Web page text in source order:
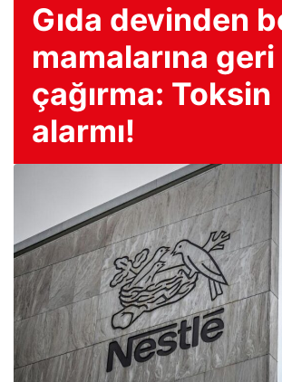
Gıda devinden
mamalarına geri
çağırma: Toksin
alarmı!